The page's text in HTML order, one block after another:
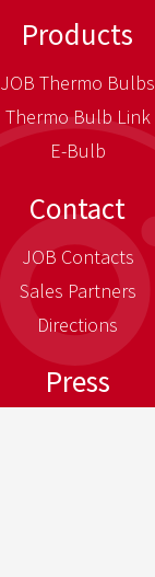
Products
JOB Thermo Bulbs
Thermo Bulb Link
E-Bulb
Contact
JOB Contacts
Sales Partners
Directions
Press